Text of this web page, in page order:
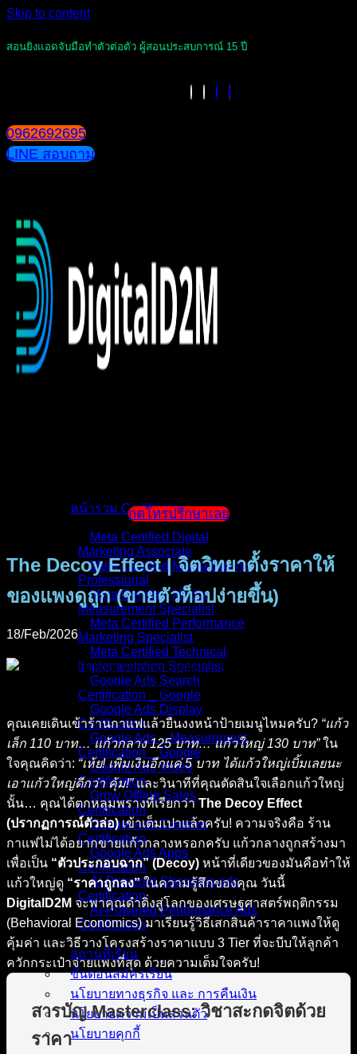
Skip to content
สอนยิงแอดจับมือทำตัวต่อตัว ผู้สอนประสบการณ์ 15 ปี
0962692695
LINE สอบถาม
หน้ารวม Certificate
Meta Certified Digital
Marketing Associate
Meta Certified Media Buying
Professional
Meta Certified Media
Measurement Specialist
Meta Certified Performance
Marketing Specialist
Meta Certified Technical
Implementation Specialist
Google Ads Search
Certification _ Google
Google Ads Display
Certification
Google Ads – Measurement
Certification _ Google
Google Ads Video
Certification
Grow Offline Sales
Certification
Google Ads Creative
Certification
Google Ads Apps
Certification
AI-Powered Shopping ads
Certification
AI-Powered Performance Ads
Certification
สถานที่เรียน
ขั้นตอนสมัครเรียน
นโยบายทางธุรกิจ และ การคืนเงิน
นโยบายความเป็นส่วนตัว
นโยบายคุกกี้
กดโทรปรึกษาเลย
The Decoy Effect | จิตวิทยาตั้งราคาให้
ของแพงดูถูก (ขายตัวท็อปง่ายขึ้น)
18/Feb/2026
คุณเคยเดินเข้าร้านกาแฟแล้วยืนงงหน้าป้ายเมนูไหมครับ? “แก้ว
เล็ก 110 บาท… แก้วกลาง 125 บาท… แก้วใหญ่ 130 บาท”ใน
ใจคุณคิดว่า: “เห้ย! เพิ่มเงินอีกแค่ 5 บาท ได้แก้วใหญ่เบิ้มเลยนะ
เอาแก้วใหญ่ดีกว่า คุ้ม!”และวินาทีที่คุณตัดสินใจเลือกแก้วใหญ่
นั้น… คุณได้ตกหลุมพรางที่เรียกว่าThe Decoy Effect
(ปรากฏการณ์ตัวล่อ)เข้าเต็มเปาแล้วครับ! ความจริงคือ ร้าน
กาแฟไม่ได้อยากขายแก้วกลางหรอกครับ แก้วกลางถูกสร้างมา
เพื่อเป็น “ตัวประกอบฉาก” (Decoy) หน้าที่เดียวของมันคือทำให้
แก้วใหญ่ดู “ราคาถูกลง”ในความรู้สึกของคุณ วันนี้
DigitalD2M จะพาคุณดำดิ่งสู่โลกของเศรษฐศาสตร์พฤติกรรม
(Behavioral Economics) มาเรียนรู้วิธีเสกสินค้าราคาแพงให้ดู
คุ้มค่า และวิธีวางโครงสร้างราคาแบบ 3 Tier ที่จะบีบให้ลูกค้า
ควักกระเป๋าจ่ายแพงที่สุด ด้วยความเต็มใจครับ!
สารบัญ Masterclass: วิชาสะกดจิตด้วย
ราคา